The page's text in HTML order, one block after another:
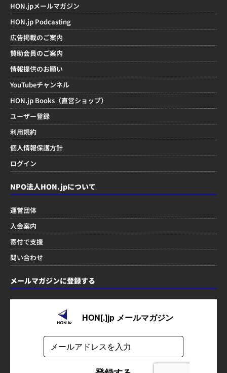
HON.jpメールマガジン
HON.jp Podcasting
広告掲載のご案内
賛助会員のご案内
情報提供のお願い
YouTubeチャンネル
HON.jp Books（直営ショップ）
ユーザー登録
利用規約
個人情報保護方針
ログイン
NPO法人HON.jpについて
運営団体
入会案内
寄付で支援
問い合わせ
メールマガジンに登録する